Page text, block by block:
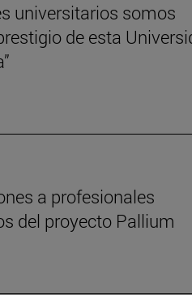
universitarios somos
de esta
a profesionales
del proyecto Pallium